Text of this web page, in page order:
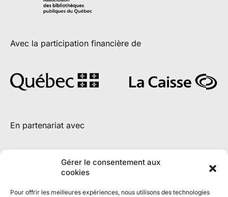
Gérer le consentement aux
cookies
Pour offrir les meilleures expériences, nous utilisons des technologies
Avec la participation financière de
En partenariat avec